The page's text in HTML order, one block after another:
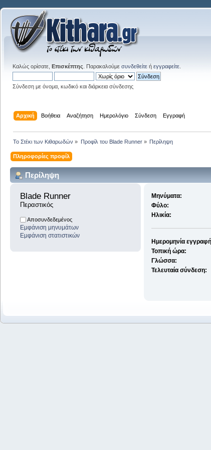
Καλώς ορίσατε, Επισκέπτης . Παρακαλούμε συνδεθείτε ή εγγραφείτε
Σύνδεση με όνομα, κωδικό και διάρκεια σύνδεσης
Αρχική Βοήθεια Αναζήτηση Ημερολόγιο Σύνδεση Εγγραφή
Το Στέκι των Κιθαρωδών » Προφίλ του Blade Runner» Περίληψη
Πληροφορίες προφίλ
Περίληψη
Blade Runner
Περαστικός
Αποσυνδεδεμένος
Εμφάνιση μηνυμάτων
Εμφάνιση στατιστικών
Μηνύματα:
Φύλο:
Ηλικία:
Ημερομηνία
Τοπική ώρα:
Γλώσσα:
Τελευταία σύνδεση: